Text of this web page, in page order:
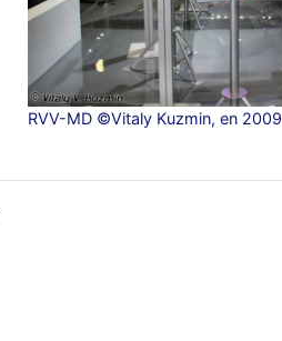
RVV-MD ©Vitaly Kuzmin, en 2009